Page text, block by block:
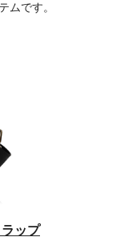
ムです。
ップ